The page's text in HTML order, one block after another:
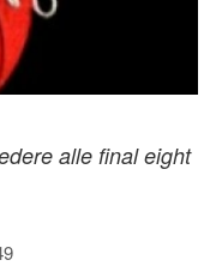
alle final eight